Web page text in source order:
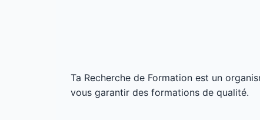
Ta Recherche de Formation est un
vous garantir des formations de qualité.